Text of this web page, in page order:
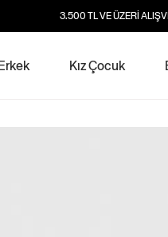
3.500 TL VE ÜZERİ
Kız Çocuk